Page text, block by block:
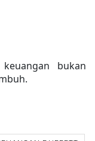
bukan